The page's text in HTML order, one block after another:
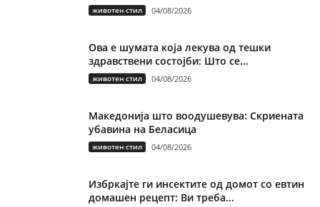
животен стил 04/08/2026
Ова е шумата која лекува од тешки
здравствени состојби: Што се...
животен стил 04/08/2026
Македонија што воодушевува: Скриената
убавина на Беласица
животен стил 04/08/2026
Избркајте ги инсектите од домот со евтин
домашен рецепт: Ви треба...